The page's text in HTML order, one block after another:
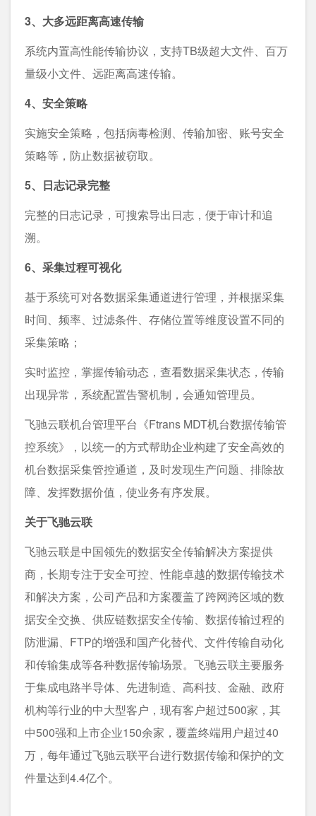
3、大多远距离高速传输
系统内置高性能传输协议，支持TB级超大文件、百万
量级小文件、远距离高速传输。
4、安全策略
实施安全策略，包括病毒检测、传输加密、账号安全
策略等，防止数据被窃取。
5、日志记录完整
完整的日志记录，可搜索导出日志，便于审计和追
溯。
6、采集过程可视化
基于系统可对各数据采集通道进⾏管理，并根据采集
时间、频率、过滤条件、存储位置等维度设置不同的
采集策略；
实时监控，掌握传输动态，查看数据采集状态，传输
出现异常，系统配置告警机制，会通知管理员。
飞驰云联机台管理平台《Ftrans MDT机台数据传输管
控系统》，以统⼀的⽅式帮助企业构建了安全⾼效的
机台数据采集管控通道，及时发现⽣产问题、排除故
障、发挥数据价值，使业务有序发展。
关于飞驰云联
飞驰云联是中国领先的数据安全传输解决方案提供
商，长期专注于安全可控、性能卓越的数据传输技术
和解决方案，公司产品和方案覆盖了跨网跨区域的数
据安全交换、供应链数据安全传输、数据传输过程的
防泄漏、FTP的增强和国产化替代、文件传输自动化
和传输集成等各种数据传输场景。飞驰云联主要服务
于集成电路半导体、先进制造、高科技、金融、政府
机构等行业的中大型客户，现有客户超过500家，其
中500强和上市企业150余家，覆盖终端用户超过40
万，每年通过飞驰云联平台进行数据传输和保护的文
件量达到4.4亿个。